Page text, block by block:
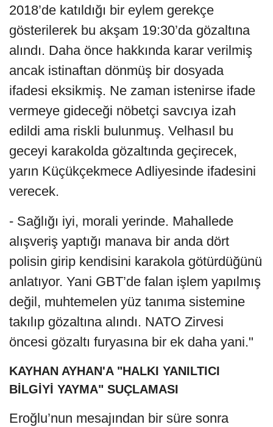
2018’de katıldığı bir eylem gerekçe
gösterilerek bu akşam 19:30’da gözaltına
alındı. Daha önce hakkında karar verilmiş
ancak istinaftan dönmüş bir dosyada
ifadesi eksikmiş. Ne zaman istenirse ifade
vermeye gideceği nöbetçi savcıya izah
edildi ama riskli bulunmuş. Velhasıl bu
geceyi karakolda gözaltında geçirecek,
yarın Küçükçekmece Adliyesinde ifadesini
verecek.
- Sağlığı iyi, morali yerinde. Mahallede
alışveriş yaptığı manava bir anda dört
polisin girip kendisini karakola götürdüğünü
anlatıyor. Yani GBT’de falan işlem yapılmış
değil, muhtemelen yüz tanıma sistemine
takılıp gözaltına alındı. NATO Zirvesi
öncesi gözaltı furyasına bir ek daha yani."
KAYHAN AYHAN'A "HALKI YANILTICI
BİLGİYİ YAYMA" SUÇLAMASI
Eroğlu’nun mesajından bir süre sonra